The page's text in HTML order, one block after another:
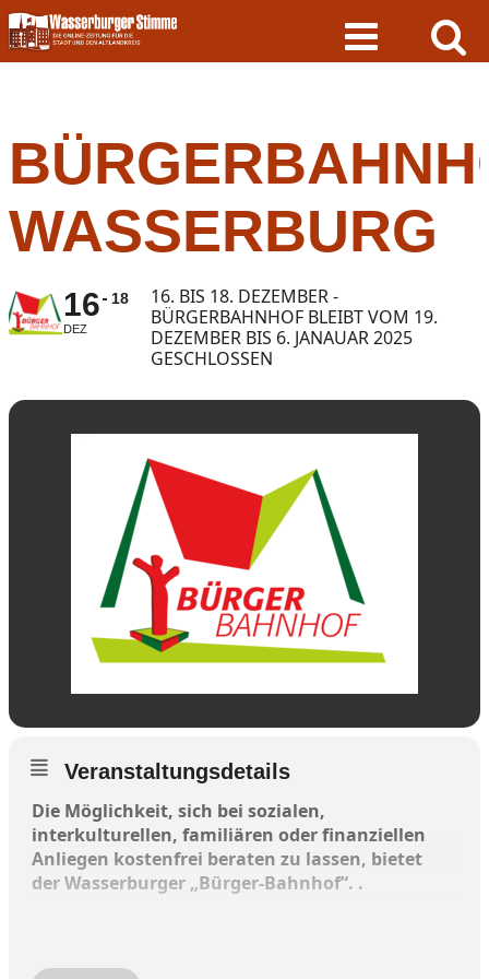
Skip
to
content
WASSERBURG
16
DEZ
18
16. BIS 18. DEZEMBER -
BÜRGERBAHNHOF BLEIBT VOM 19.
DEZEMBER BIS 6. JANAUAR 2025
GESCHLOSSEN
Veranstaltungsdetails
Die Möglichkeit, sich bei sozialen,
interkulturellen, familiären oder finanziellen
Anliegen kostenfrei beraten zu lassen, bietet
der Wasserburger „Bürger-Bahnhof“. .